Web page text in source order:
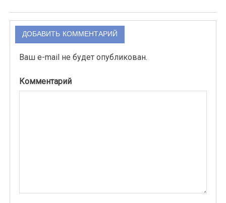
ДОБАВИТЬ КОММЕНТАРИЙ
Ваш e-mail не будет опубликован.
Комментарий